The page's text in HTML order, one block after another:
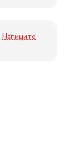
Напишите